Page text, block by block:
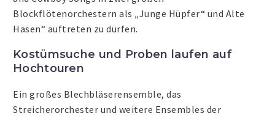
Blockflötenorchestern als „Junge Hüpfer“ und Alte
Hasen“ auftreten zu dürfen.
Kostümsuche und Proben laufen auf
Hochtouren
Ein großes Blechbläserensemble, das
Streicherorchester und weitere Ensembles der